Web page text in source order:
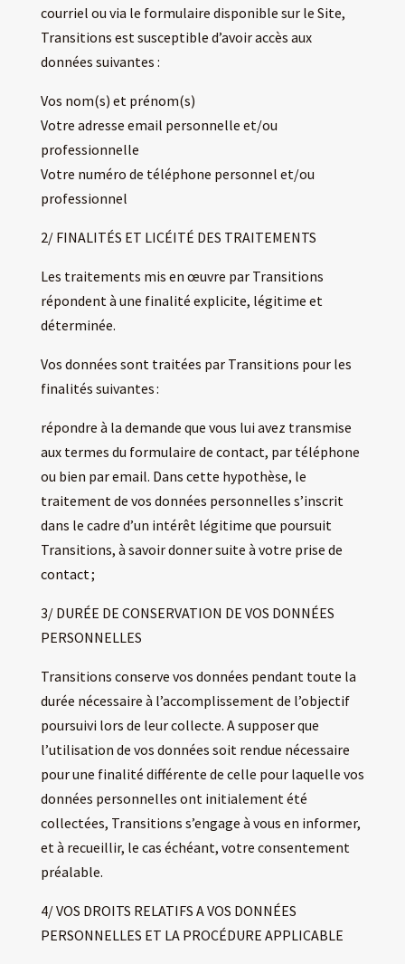
courriel ou via le formulaire disponible sur le Site,
Transitions est susceptible d’avoir accès aux
données suivantes :
Vos nom(s) et prénom(s)
Votre adresse email personnelle et/ou
professionnelle
Votre numéro de téléphone personnel et/ou
professionnel
2/ FINALITÉS ET LICÉITÉ DES TRAITEMENTS
Les traitements mis en œuvre par Transitions
répondent à une finalité explicite, légitime et
déterminée.
Vos données sont traitées par Transitions pour les
finalités suivantes :
répondre à la demande que vous lui avez transmise
aux termes du formulaire de contact, par téléphone
ou bien par email. Dans cette hypothèse, le
traitement de vos données personnelles s’inscrit
dans le cadre d’un intérêt légitime que poursuit
Transitions, à savoir donner suite à votre prise de
contact ;
3/ DURÉE DE CONSERVATION DE VOS DONNÉES
PERSONNELLES
Transitions conserve vos données pendant toute la
durée nécessaire à l’accomplissement de l’objectif
poursuivi lors de leur collecte. A supposer que
l’utilisation de vos données soit rendue nécessaire
pour une finalité différente de celle pour laquelle vos
données personnelles ont initialement été
collectées, Transitions s’engage à vous en informer,
et à recueillir, le cas échéant, votre consentement
préalable.
4/ VOS DROITS RELATIFS A VOS DONNÉES
PERSONNELLES ET LA PROCÉDURE APPLICABLE